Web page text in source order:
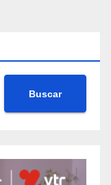
Buscar